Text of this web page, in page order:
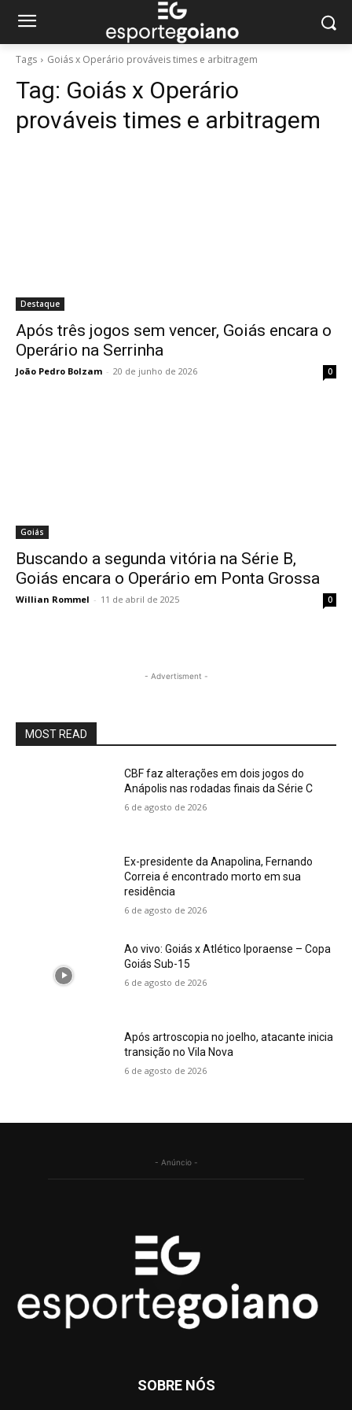
Tags Goiás x Operário prováveis times e arbitragem
Tag: Goiás x Operário
prováveis times e arbitragem
Destaque
Após três jogos sem vencer, Goiás encara o
Operário na Serrinha
João Pedro Bolzam - 20 de junho de 2026 0
Goiás
Buscando a segunda vitória na Série B,
Goiás encara o Operário em Ponta Grossa
Willian Rommel - 11 de abril de 2025 0
- Advertisment -
MOST READ
CBF faz alterações em dois jogos do
Anápolis nas rodadas finais da Série C
6 de agosto de 2026
Ex-presidente da Anapolina, Fernando
Correia é encontrado morto em sua
residência
6 de agosto de 2026
Ao vivo: Goiás x Atlético Iporaense – Copa
Goiás Sub-15
6 de agosto de 2026
Após artroscopia no joelho, atacante inicia
transição no Vila Nova
6 de agosto de 2026
- Anúncio -
SOBRE NÓS